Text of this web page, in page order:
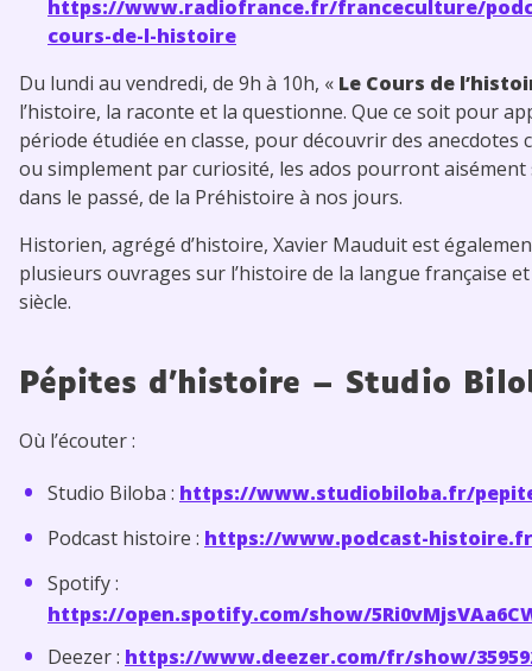
https://www.radiofrance.fr/franceculture/
cours-de-l-histoire
Du lundi au vendredi, de 9h à 10h, « Le Cours de
l’histoire, la raconte et la questionne. Que ce soit pour
période étudiée en classe, pour découvrir des anecdotes
ou simplement par curiosité, les ados pourront
dans le passé, de la Préhistoire à nos jours.
Historien, agrégé d’histoire, Xavier Mauduit est
plusieurs ouvrages sur l’histoire de la langue française
siècle.
Pépites d’histoire – Studio
Où l’écouter :
Studio Biloba : https://www.studiobiloba.fr/
Podcast histoire : https://www.podcast-
Spotify :
https://open.spotify.com/show/
Deezer : https://www.deezer.com/fr/show/